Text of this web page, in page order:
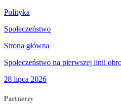
Polityka
Społeczeństwo
Strona główna
Społeczeństwo na pierwszej linii
28 lipca 2026
Partnerzy